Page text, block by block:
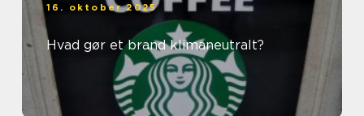
16. oktober 2025
Hvad gør et brand klimaneutralt?